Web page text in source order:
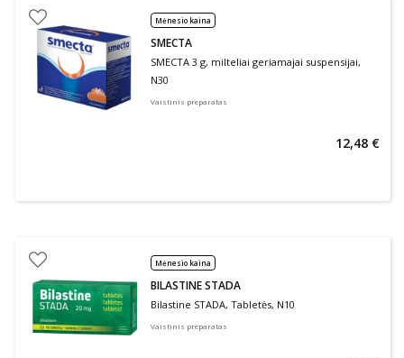
Mėnesio kaina
SMECTA
SMECTA 3 g, milteliai geriamajai suspensijai,
N30
Vaistinis preparatas
12,48 €
Mėnesio kaina
BILASTINE STADA
Bilastine STADA, Tabletės, N10
Vaistinis preparatas